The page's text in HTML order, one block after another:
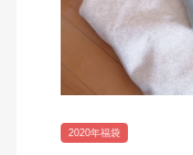
2020年福袋